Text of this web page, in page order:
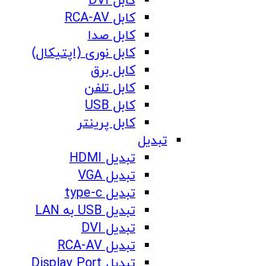
کابل RCA-AV
کابل صدا
کابل نوری (اپتیکال)
کابل برق
کابل تلفن
کابل USB
کابل پرینتر
تبدیل
تبدیل HDMI
تبدیل VGA
تبدیل type-c
تبدیل USB به LAN
تبدیل DVI
تبدیل RCA-AV